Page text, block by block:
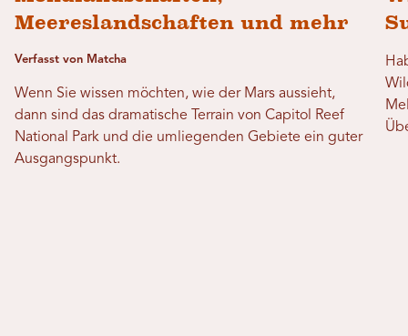
Meereslandschaften und mehr
Verfasst von Matcha
Wenn Sie wissen möchten, wie der Mars aussieht,
dann sind das dramatische Terrain von Capitol Reef
National Park und die umliegenden Gebiete ein guter
Ausgangspunkt.